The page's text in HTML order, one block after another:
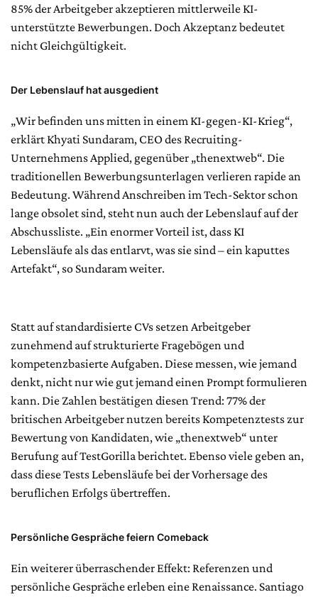
85% der Arbeitgeber akzeptieren mittlerweile KI-
unterstützte Bewerbungen. Doch Akzeptanz bedeutet
nicht Gleichgültigkeit.
Der Lebenslauf hat ausgedient
„Wir befinden uns mitten in einem KI-gegen-KI-Krieg“,
erklärt Khyati Sundaram, CEO des Recruiting-
Unternehmens Applied, gegenüber „thenextweb“. Die
traditionellen Bewerbungsunterlagen verlieren rapide an
Bedeutung. Während Anschreiben im Tech-Sektor schon
lange obsolet sind, steht nun auch der Lebenslauf auf der
Abschussliste. „Ein enormer Vorteil ist, dass KI
Lebensläufe als das entlarvt, was sie sind – ein kaputtes
Artefakt“, so Sundaram weiter.
Statt auf standardisierte CVs setzen Arbeitgeber
zunehmend auf strukturierte Fragebögen und
kompetenzbasierte Aufgaben. Diese messen, wie jemand
denkt, nicht nur wie gut jemand einen Prompt formulieren
kann. Die Zahlen bestätigen diesen Trend: 77% der
britischen Arbeitgeber nutzen bereits Kompetenztests zur
Bewertung von Kandidaten, wie „thenextweb“ unter
Berufung auf TestGorilla berichtet. Ebenso viele geben an,
dass diese Tests Lebensläufe bei der Vorhersage des
beruflichen Erfolgs übertreffen.
Persönliche Gespräche feiern Comeback
Ein weiterer überraschender Effekt: Referenzen und
persönliche Gespräche erleben eine Renaissance. Santiago